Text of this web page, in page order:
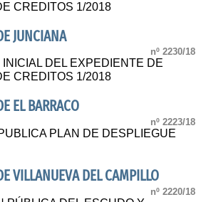
CREDITOS 1/2018
JUNCIANA
nº 2230/18
DEL EXPEDIENTE DE
CREDITOS 1/2018
EL BARRACO
nº 2223/18
PLAN DE DESPLIEGUE
VILLANUEVA DEL CAMPILLO
nº 2220/18